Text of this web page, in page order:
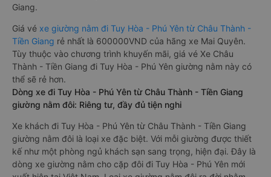
Giang.
Giá vé xe giường nằm đi Tuy Hòa - Phú Yên từ Châu Thành -
Tiền Giang rẻ nhất là 600000VND của hãng xe Mai Quyên.
Tùy thuộc vào chương trình khuyến mãi, giá vé Xe Châu
Thành - Tiền Giang đi Tuy Hòa - Phú Yên giường nằm này có
thể sẽ rẻ hơn.
Dòng xe đi Tuy Hòa - Phú Yên từ Châu Thành - Tiền Giang
giường nằm đôi: Riêng tư, đầy đủ tiện nghi
Xe khách đi Tuy Hòa - Phú Yên từ Châu Thành - Tiền Giang
giường nằm đôi là loại xe đặc biệt. Với mỗi giường được thiết
kế như một phòng ngủ khách sạn sang trọng, hiện đại. Đây là
dòng xe giường nằm cho cặp đôi đi Tuy Hòa - Phú Yên mới